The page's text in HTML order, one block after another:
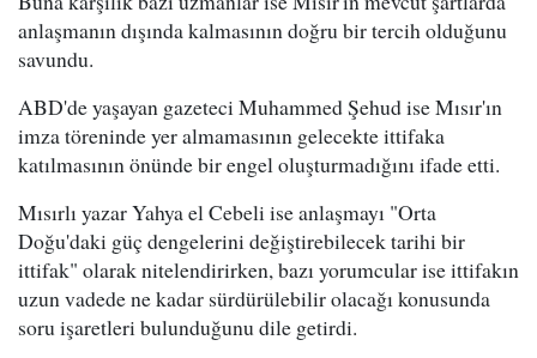
anlaşmanın dışında kalmasının doğru bir tercih olduğunu
savundu.
ABD'de yaşayan gazeteci Muhammed Şehud ise Mısır'ın
imza töreninde yer almamasının gelecekte ittifaka
katılmasının önünde bir engel oluşturmadığını ifade etti.
Mısırlı yazar Yahya el Cebeli ise anlaşmayı "Orta
Doğu'daki güç dengelerini değiştirebilecek tarihi bir
ittifak" olarak nitelendirirken, bazı yorumcular ise ittifakın
uzun vadede ne kadar sürdürülebilir olacağı konusunda
soru işaretleri bulunduğunu dile getirdi.